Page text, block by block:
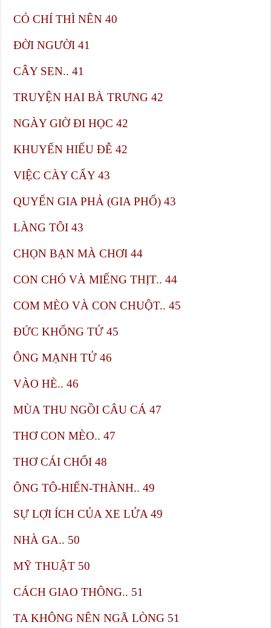
CÓ CHÍ THÌ NÊN​ 40
ĐỜI NGƯỜI​ 41
CÂY SEN.. 41
TRUYỆN HAI BÀ TRƯNG​ 42
NGÀY GIỜ ĐI HỌC​ 42
KHUYẾN HIẾU ĐỄ​ 42
VIỆC CÀY CẤY​ 43
QUYỂN GIA PHẢ (GIA PHỔ)​ 43
LÀNG TÔI​ 43
CHỌN BẠN MÀ CHƠI​ 44
CON CHÓ VÀ MIẾNG THỊT.. 44
COM MÈO VÀ CON CHUỘT.. 45
ĐỨC KHỔNG TỬ​ 45
ÔNG MẠNH TỬ​ 46
VÀO HÈ.. 46
MÙA THU NGỒI CÂU CÁ​ 47
THƠ CON MÈO.. 47
THƠ CÁI CHỔI​ 48
ÔNG TÔ-HIẾN-THÀNH.. 49
SỰ LỢI ÍCH CỦA XE LỬA​ 49
NHÀ GA.. 50
MỸ THUẬT​ 50
CÁCH GIAO THÔNG.. 51
TA KHÔNG NÊN NGÃ LÒNG​ 51